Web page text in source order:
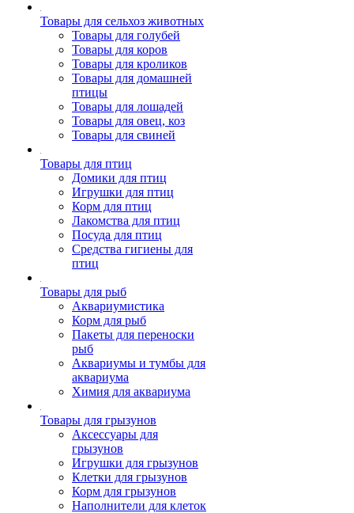
Товары для сельхоз животных
Товары для голубей
Товары для коров
Товары для кроликов
Товары для домашней
птицы
Товары для лошадей
Товары для овец, коз
Товары для свиней
Товары для птиц
Домики для птиц
Игрушки для птиц
Корм для птиц
Лакомства для птиц
Посуда для птиц
Средства гигиены для
птиц
Товары для рыб
Аквариумистика
Корм для рыб
Пакеты для переноски
рыб
Аквариумы и тумбы для
аквариума
Химия для аквариума
Товары для грызунов
Аксессуары для
грызунов
Игрушки для грызунов
Клетки для грызунов
Корм для грызунов
Наполнители для клеток